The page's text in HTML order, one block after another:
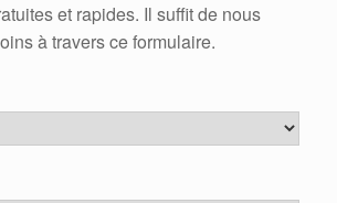
et rapides. Il suffit de nous
à travers ce formulaire.